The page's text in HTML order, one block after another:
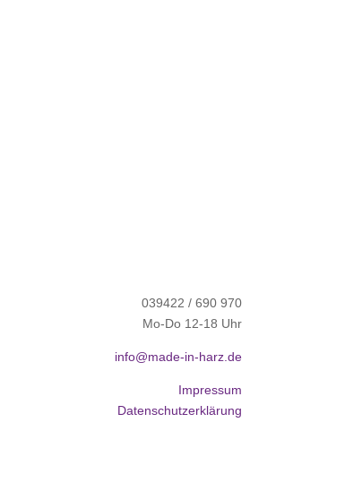
039422 / 690 970
Mo-Do 12-18 Uhr
info@made-in-harz.de
Impressum
Datenschutzerklärung